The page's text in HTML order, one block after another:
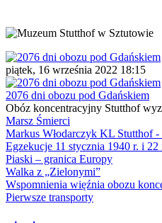
piątek, 16 września 2022 18:15
2076 dni obozu pod Gdańskiem
Obóz koncentracyjny Stutthof
Marsz Śmierci
Markus Włodarczyk KL Stutthof -
Egzekucje 11 stycznia 1940 r. i 22
Piaski – granica Europy
Walka z „Zielonymi”
Wspomnienia więźnia obozu
Pierwsze transporty